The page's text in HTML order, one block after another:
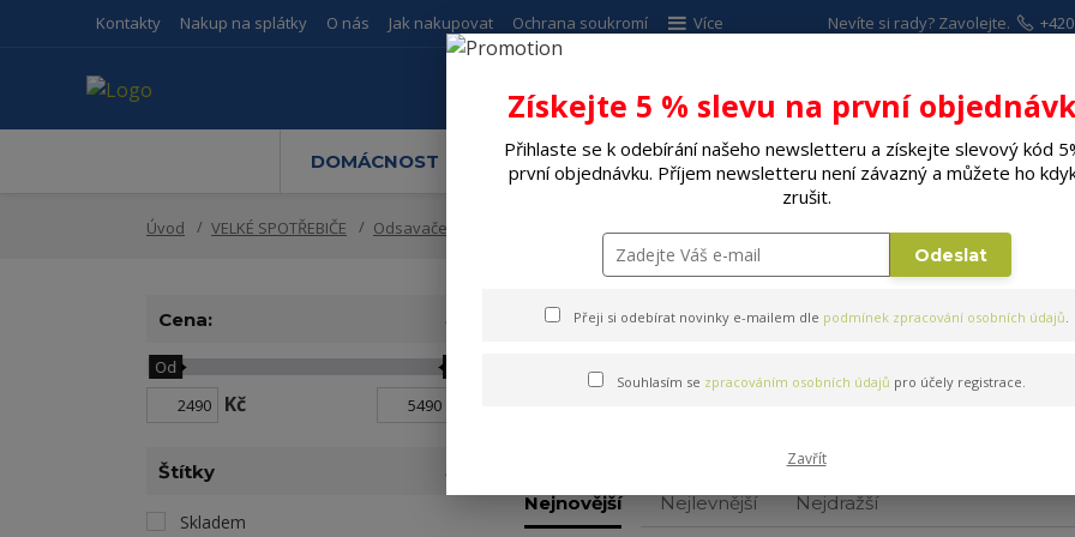
Kontakty Nakup na splátky O nás Jak nakupovat Ochrana soukromí Více Nevíte si rady? Zavolejte.
DOMÁCNOST MALÉ SPOTŘEBIČE ELEKTRO DÍLNA A
Úvod VELKÉ SPOTŘEBIČE Odsavače par Klasické digestoře
Nejnovější Nejlevnější Nejdražší
Cena:
Kč
Od
Štítky
Skladem
Získejte 5 % slevu na první
Přihlaste se k odebírání našeho newsletteru a získejte slevový kód
první objednávku. Příjem newsletteru není závazný a můžete ho
zrušit.
Odeslat
Přeji si odebírat novinky e-mailem dle podmínek zpracování osobních údajů.
Souhlasím se zpracováním osobních údajů pro účely registrace.
Zavřít